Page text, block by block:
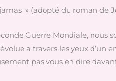
» (adopté du roman de
Guerre Mondiale,
a travers les yeux d’un
pas vous en dire